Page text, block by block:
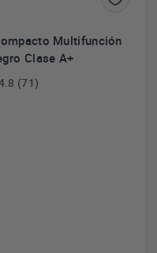
Multifunción
Clase A+
(71)